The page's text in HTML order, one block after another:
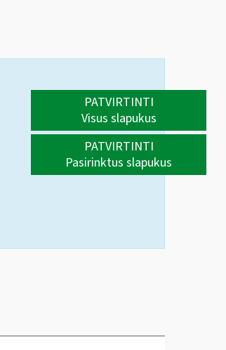
PATVIRTINTI
Visus slapukus
PATVIRTINTI
Pasirinktus slapukus